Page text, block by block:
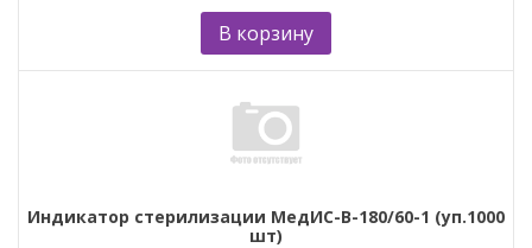
В корзину
Индикатор стерилизации МедИС-В-180/60-1 (уп.1000
шт)